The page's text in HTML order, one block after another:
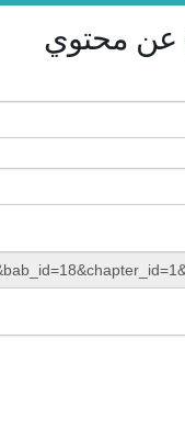
عن محتوي